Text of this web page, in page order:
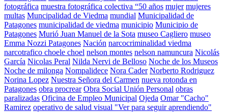
fotográfica muestra fotográfica colectiva “50 años mujer mujeres
multas Muncipalidad de Viedma mundial Municipalidad de
Patagones municipalidad de viedma municipio Municipio de
Patagones Murió Juan Manuel de la Sota museo Cagliero museo
Emma Nozzi Patagones Nación narcocriminalidad viedma
narcotrafico choele choel nelson montes nelson namuncura Nicolás
García Nicolas Peral Nilda Nervi de Belloso Noche de los Museos
Noche de milonga Nompalidece Nora Cader Norberto Rodriguez
Norina Lopez Nuestra Señora del Carmen nueva rotonda en
Patagones obra procrear Obra Social Unión Personal obras
paralizadas Oficina de Empleo Municipal Ojeda Omar "Cacho"
Ramirez operativo de salud visual "Ver para seguir aprendiendo"